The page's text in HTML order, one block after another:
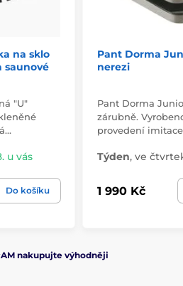
na sklo
saunové
"U"
u vás
Do košíku
Pant Dorma
nerezi
Pant Dorma
zárubně.
provedení
Týden, ve
1 990 Kč
nakupujte výhodněji